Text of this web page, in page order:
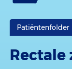
Patiëntenfolder
Rectale